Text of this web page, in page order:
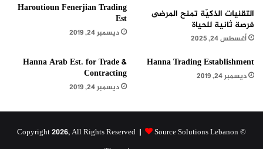
التقنيات الذكيّة تمنح المرضى
فرصة ثانية للحياة
أغسطس 24, 2025
Haroutioun Fenerjian Trading
Est
ديسمبر 24, 2019
Hanna Trading Establishment
ديسمبر 24, 2019
Hanna Arab Est. for Trade &
Contracting
ديسمبر 24, 2019
© Copyright 2026, All Rights Reserved |
Source Solutions Lebanon